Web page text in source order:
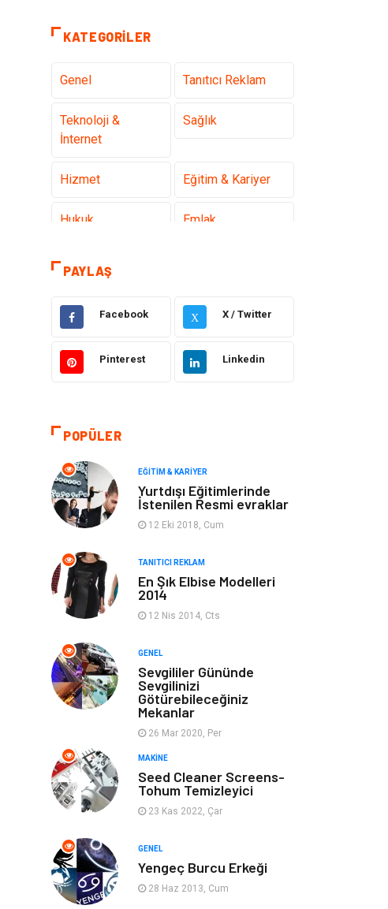
KATEGORILER
Genel Tanıtıcı Reklam
Teknoloji &
İnternet
Sağlık
Hizmet Eğitim & Kariyer
Hukuk Emlak
Otomotiv
Giyim Keyif & Hobi
Ev Dekorasyon Organizasyon
Finans & Ekonomi Tatil
Anne & Çocuk
Ev İşleri
Gençlik & Eğlence Aksesuar
Spor
Evlilik Rehberi
Astroloji
Kaçırmayın
sağlıklı beslenme Spor Malzemeleri
Bebek Giyim
PAYLAŞ
Facebook X X / Twitter
Pinterest Linkedin
POPÜLER
EĞITIM & KARIYER
Yurtdışı Eğitimlerinde
İstenilen Resmi evraklar
12 Eki 2018, Cum
TANITICI REKLAM
En Şık Elbise Modelleri
2014
12 Nis 2014, Cts
GENEL
Sevgililer Gününde
Sevgilinizi
Götürebileceğiniz
Mekanlar
26 Mar 2020, Per
MAKINE
Seed Cleaner Screens-
Tohum Temizleyici
23 Kas 2022, Çar
GENEL
Yengeç Burcu Erkeği
28 Haz 2013, Cum